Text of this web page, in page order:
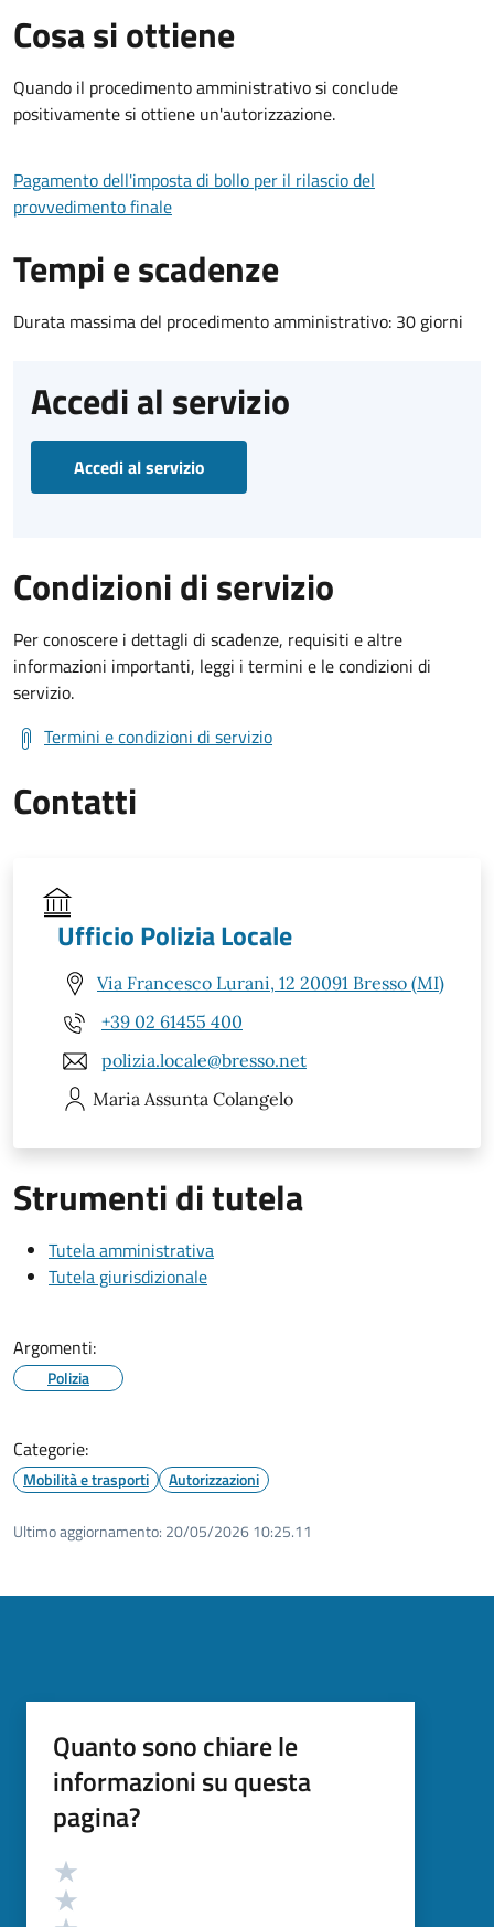
Cosa si ottiene
Quando il procedimento amministrativo si conclude
positivamente si ottiene un'autorizzazione.
Pagamento dell'imposta di bollo per il rilascio del
provvedimento finale
Tempi e scadenze
Durata massima del procedimento amministrativo: 30 giorni
Accedi al servizio
Accedi al servizio
Condizioni di servizio
Per conoscere i dettagli di scadenze, requisiti e altre
informazioni importanti, leggi i termini e le condizioni di
servizio.
Termini e condizioni di servizio
Contatti
Ufficio Polizia Locale
Via Francesco Lurani, 12 20091 Bresso (MI)
+39 02 61455 400
polizia.locale@bresso.net
Maria Assunta Colangelo
Strumenti di tutela
Tutela amministrativa
Tutela giurisdizionale
Argomenti:
Polizia
Categorie:
Mobilità e trasporti Autorizzazioni
Ultimo aggiornamento: 20/05/2026 10:25.11
Quanto sono chiare le
informazioni su questa
pagina?
Valutazione